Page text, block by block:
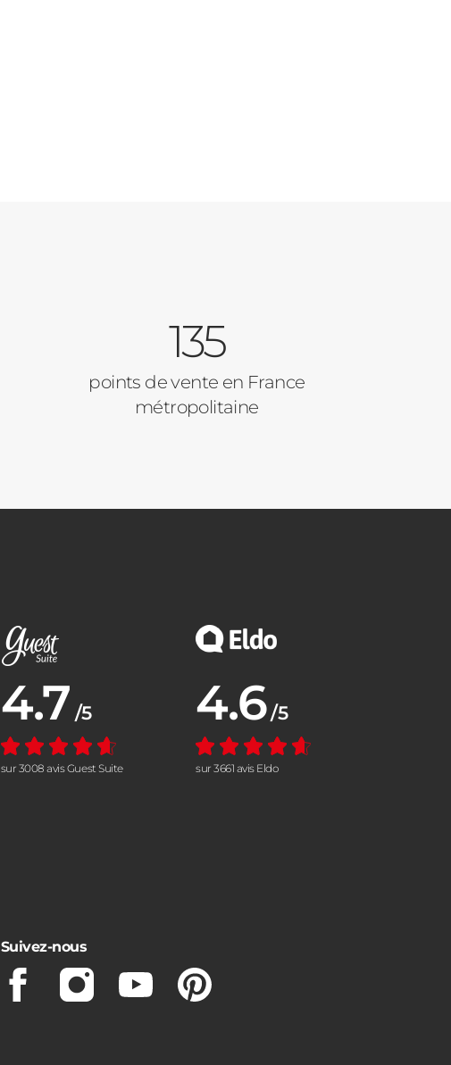
135
points de vente en France
métropolitaine
Note moyenne :
4.7 /5
sur 3008 avis Guest Suite
Note moyenne :
4.6 /5
sur 3661 avis Eldo
Suivez-nous
FacebookInstagramYoutubePinterest